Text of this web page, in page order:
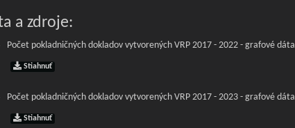
a zdroje:
Počet pokladničných dokladov vytvorených VRP 2017 - 2022 - grafové dáta
Stiahnuť
Počet pokladničných dokladov vytvorených VRP 2017 - 2023 - grafové dáta
Stiahnuť